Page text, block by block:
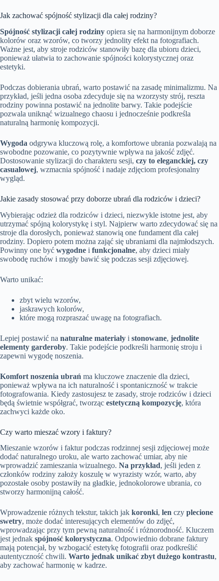
Jak zachować spójność stylizacji dla całej rodziny?
Spójność stylizacji całej rodziny opiera się na harmonijnym doborze
kolorów oraz wzorów, co tworzy jednolity efekt na fotografiach.
Ważne jest, aby stroje rodziców stanowiły bazę dla ubioru dzieci,
ponieważ ułatwia to zachowanie spójności kolorystycznej oraz
estetyki.
Podczas dobierania ubrań, warto postawić na zasadę minimalizmu. Na
przykład, jeśli jedna osoba zdecyduje się na wzorzysty strój, reszta
rodziny powinna postawić na jednolite barwy. Takie podejście
pozwala uniknąć wizualnego chaosu i jednocześnie podkreśla
naturalną harmonię kompozycji.
Wygoda odgrywa kluczową rolę, a komfortowe ubrania pozwalają na
swobodne pozowanie, co pozytywnie wpływa na jakość zdjęć.
Dostosowanie stylizacji do charakteru sesji, czy to eleganckiej, czy
casualowej, wzmacnia spójność i nadaje zdjęciom profesjonalny
wygląd.
Jakie zasady stosować przy doborze ubrań dla rodziców i dzieci?
Wybierając odzież dla rodziców i dzieci, niezwykle istotne jest, aby
utrzymać spójną kolorystykę i styl. Najpierw warto zdecydować się na
stroje dla dorosłych, ponieważ stanowią one fundament dla całej
rodziny. Dopiero potem można zająć się ubraniami dla najmłodszych.
Powinny one być wygodne i funkcjonalne, aby dzieci miały
swobodę ruchów i mogły bawić się podczas sesji zdjęciowej.
Warto unikać:
zbyt wielu wzorów,
jaskrawych kolorów,
które mogą rozpraszać uwagę na fotografiach.
Lepiej postawić na naturalne materiały i stonowane, jednolite
elementy garderoby. Takie podejście podkreśli harmonię stroju i
zapewni wygodę noszenia.
Komfort noszenia ubrań ma kluczowe znaczenie dla dzieci,
ponieważ wpływa na ich naturalność i spontaniczność w trakcie
fotografowania. Kiedy zastosujesz te zasady, stroje rodziców i dzieci
będą świetnie współgrać, tworząc estetyczną kompozycję, która
zachwyci każde oko.
Czy warto mieszać wzory i faktury?
Mieszanie wzorów i faktur podczas rodzinnej sesji zdjęciowej może
dodać naturalnego uroku, ale warto zachować umiar, aby nie
wprowadzić zamieszania wizualnego. Na przykład, jeśli jeden z
członków rodziny założy koszulę w wyrazisty wzór, warto, aby
pozostałe osoby postawiły na gładkie, jednokolorowe ubrania, co
stworzy harmonijną całość.
Wprowadzenie różnych tekstur, takich jak koronki, len czy plecione
swetry, może dodać interesujących elementów do zdjęć,
wprowadzając przy tym pewną naturalność i różnorodność. Kluczem
jest jednak spójność kolorystyczna. Odpowiednio dobrane faktury
mają potencjał, by wzbogacić estetykę fotografii oraz podkreślić
autentyczność chwili. Warto jednak unikać zbyt dużego kontrastu,
aby zachować harmonię w kadrze.